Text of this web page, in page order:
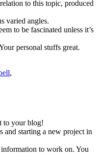
to this topic, produced
varied angles.
to be fascinated unless it’s
personal stuffs great.
,
to your blog!
and starting a new project in
to work on. You